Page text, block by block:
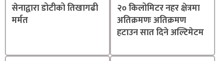
सेनाद्वारा डोटीको तिखागढी
मर्मत
२० किलोमिटर नहर क्षेत्रमा
अतिक्रमणः अतिक्रमण
हटाउन सात दिने अल्टिमेटम